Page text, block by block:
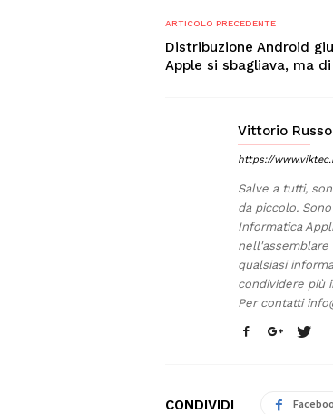
ARTICOLO PRECEDENTE
Distribuzione Android
Apple si sbagliava, ma
Vittorio Russo
https://
Salve a tutti,
da piccolo.
Informatica
nell'assemblare
qualsiasi
condividere più
Per contatti
CONDIVIDI